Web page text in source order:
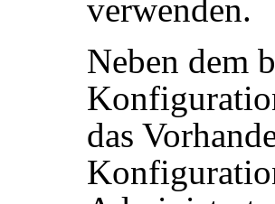
verwenden.
Neben dem
das